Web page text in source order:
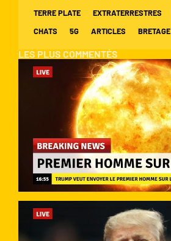
TERRE PLATE
EXTRATERRESTRES
CHATS
5G ARTICLES BRETAGE
LES PLUS COMMENTÉS